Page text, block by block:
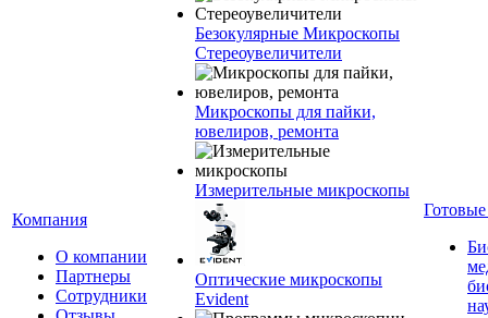
Компания
О компании
Партнеры
Сотрудники
Безокулярные Микроскопы
Стереоувеличители
Микроскопы для пайки,
ювелиров, ремонта
Измерительные микроскопы
Оптические микроскопы
Evident